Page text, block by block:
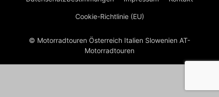
Cookie-Richtlinie (EU)
© Motorradtouren Österreich Italien Slowenien AT-
Motorradtouren